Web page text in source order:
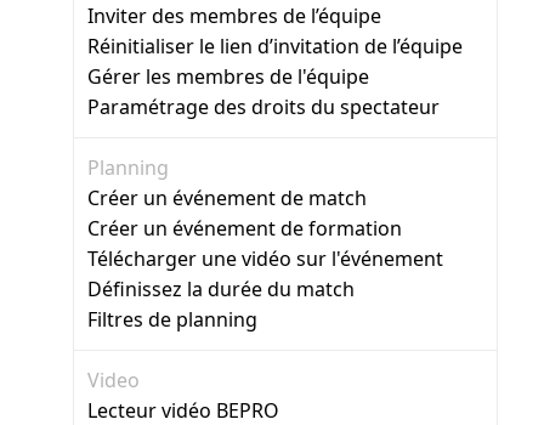
Inviter des membres de l’équipe
Réinitialiser le lien d’invitation de l’équipe
Gérer les membres de l'équipe
Paramétrage des droits du spectateur
Planning
Créer un événement de match
Créer un événement de formation
Télécharger une vidéo sur l'événement
Définissez la durée du match
Filtres de planning
Video
Lecteur vidéo BEPRO